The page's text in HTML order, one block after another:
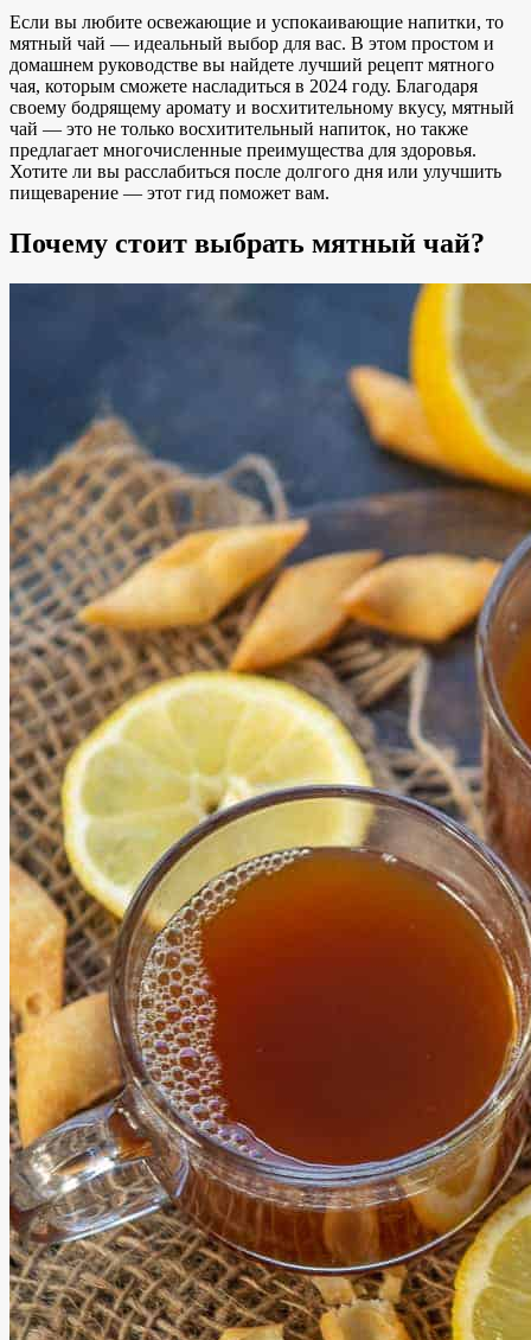
Если вы любите освежающие и успокаивающие напитки, то
мятный чай — идеальный выбор для вас. В этом простом и
домашнем руководстве вы найдете лучший рецепт мятного
чая, которым сможете насладиться в 2024 году. Благодаря
своему бодрящему аромату и восхитительному вкусу, мятный
чай — это не только восхитительный напиток, но также
предлагает многочисленные преимущества для здоровья.
Хотите ли вы расслабиться после долгого дня или улучшить
пищеварение — этот гид поможет вам.
Почему стоит выбрать мятный чай?